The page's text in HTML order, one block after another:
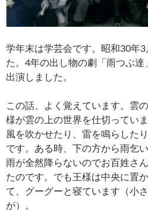
学年末は学芸会です。昭和30年3
た。4年の出し物の劇「雨つぶ
出演しました。
この話、よく覚えています。雲
様が雲の上の世界を仕切ってい
風を吹かせたり、雷を鳴らした
です。ある時、下の方から雨乞
雨が全然降らないのでお百姓さ
たのです。でも王様は中央に置
て、グーグーと寝ています（小
が）。